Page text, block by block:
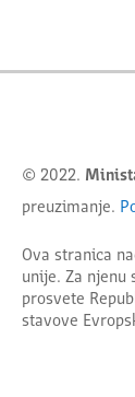
© 2022.
preuzimanje.
Ova stranica
unije. Za njenu
prosvete
stavove